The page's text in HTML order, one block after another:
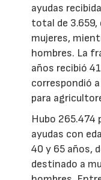
ayudas
total de 3.659,
mujeres,
hombres. La
años recibió
correspondió
para
Hubo 265.474
ayudas con
40 y 65 años,
destinado a